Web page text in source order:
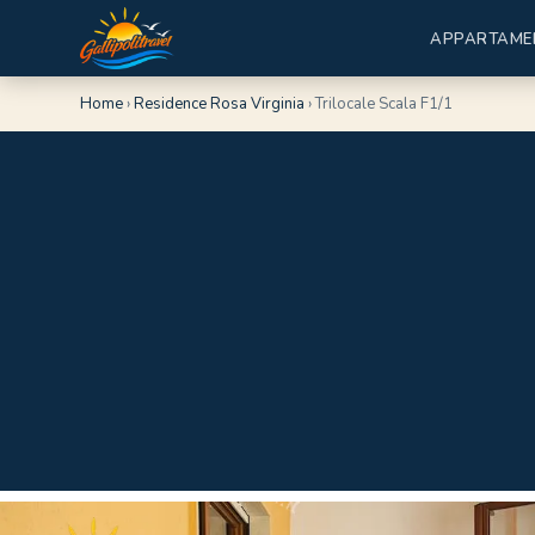
Home›Residence Rosa Virginia ›Trilocale Scala F1/1